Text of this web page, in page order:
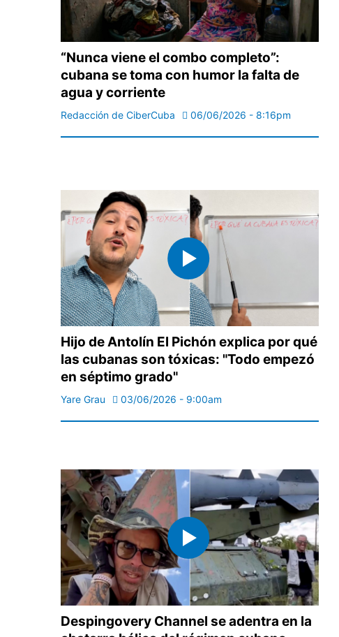
“Nunca viene el combo completo”:
cubana se toma con humor la falta de
agua y corriente
Redacción de CiberCuba 06/06/2026 - 8:16pm
Hijo de Antolín El Pichón explica por qué
las cubanas son tóxicas: "Todo empezó
en séptimo grado"
Yare Grau 03/06/2026 - 9:00am
Despingovery Channel se adentra en la